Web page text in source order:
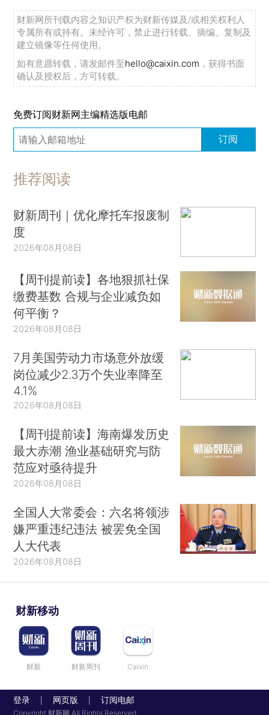
财新网所刊载内容之知识产权为财新传媒及/或相关权利人
专属所有或持有。未经许可，禁止进行转载、摘编、复制及
建立镜像等任何使用。
如有意愿转载，请发邮件至hello@caixin.com ，获得书面
确认及授权后，方可转载。
免费订阅财新网主编精选版电邮
订阅
推荐阅读
财新周刊｜优化摩托车报废制
度
2026年08月08日
【周刊提前读】各地狠抓社保
缴费基数 合规与企业减负如
何平衡？
2026年08月08日
7月美国劳动力市场意外放缓
岗位减少2.3万个失业率降至
4.1%
2026年08月08日
【周刊提前读】海南爆发历史
最大赤潮 渔业基础研究与防
范应对亟待提升
2026年08月08日
全国人大常委会：六名将领涉
嫌严重违纪违法 被罢免全国
人大代表
2026年08月08日
财新移动
财新 财新周刊 Caixin
登录 网页版 订阅电邮
Copyright 财新网 All Rights Reserved